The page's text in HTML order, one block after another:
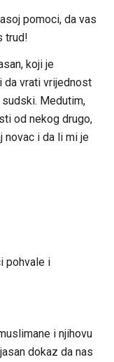
pomoci, da vas
trud!
koji je
da vrati vrijednost
Medutim,
od nekog drugo,
novac i da li mi je
pohvale i
i njihovu
dokaz da nas